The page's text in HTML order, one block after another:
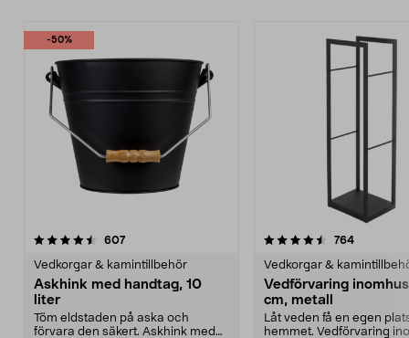
-50%
607recensioner
Vedkorgar & kamintillbehör
Askhink med handtag, 10
liter
Töm eldstaden på aska och
förvara den säkert. Askhink med
4.5 av 5 stjärnor 764
Vedkorgar &
Vedförvaring inomhus
cm, metall
Låt veden få en egen
hemmet. Vedförvaring
4.5 av 5 stjärnor